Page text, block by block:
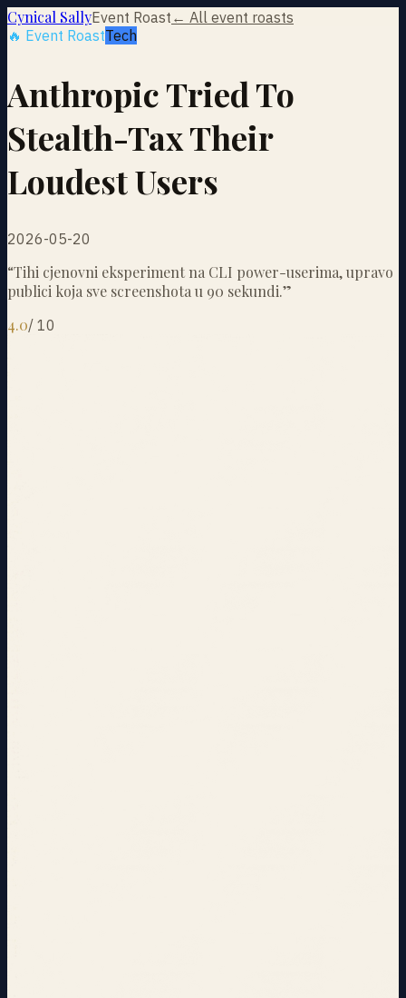
Cynical SallyEvent Roast ← All event roasts
🔥 Event RoastTech
Anthropic Tried To
Stealth-Tax Their
Loudest Users
2026-05-20
“Tihi cjenovni eksperiment na CLI power-userima, upravo
publici koja sve screenshota u 90 sekundi.”
4.0/ 10